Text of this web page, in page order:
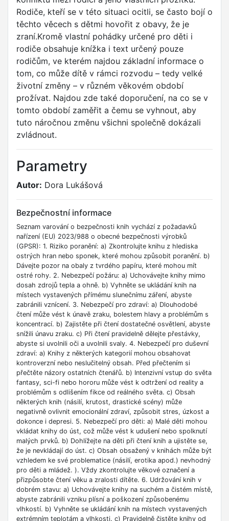
Rodiče, kteří se v této situaci ocitli, se často bojí o
těchto věcech s dětmi hovořit z obavy, že je
zraní.Kromě vlastní pohádky určené pro děti i
rodiče obsahuje knížka i text určený pouze
rodičům, ve kterém najdou základní informace o
tom, co může dítě v rámci rozvodu – tedy velké
životní změny – v různém věkovém období
prožívat. Najdou zde také doporučení, na co se v
tomto období zaměřit a čemu se vyhnout, aby
tuto náročnou změnu všichni společně dokázali
zvládnout.
Parametry
Autor: Dora Lukášová
Bezpečnostní informace
Seznam varování o bezpečnosti knih vychází z požadavků
nařízení (EU) 2023/988 o obecné bezpečnosti výrobků
(GPSR): 1. Riziko poranění: a) Zkontrolujte knihu z hlediska
ostrých hran nebo sponek, které mohou způsobit poranění. b)
Dávejte pozor na obaly z tvrdého papíru, které mohou mít
ostré rohy. 2. Nebezpečí požáru: a) Uchovávejte knihy mimo
dosah zdrojů tepla a ohně. b) Vyhněte se ukládání knih na
místech vystavených přímému slunečnímu záření, abyste
zabránili vznícení. 3. Nebezpečí pro zdraví: a) Dlouhodobé
čtení může vést k únavě zraku, bolestem hlavy a problémům s
koncentrací. b) Zajistěte při čtení dostatečné osvětlení, abyste
snížili únavu zraku. c) Při čtení pravidelně dělejte přestávky,
abyste si uvolnili oči a uvolnili svaly. 4. Nebezpečí pro duševní
zdraví: a) Knihy z některých kategorií mohou obsahovat
kontroverzní nebo neslučitelný obsah. Před přečtením si
přečtěte názory ostatních čtenářů. b) Intenzivní vstup do světa
fantasy, sci-fi nebo hororu může vést k odtržení od reality a
problémům s odlišením fikce od reálného světa. c) Obsah
některých knih (násilí, krutost, drastické scény) může
negativně ovlivnit emocionální zdraví, způsobit stres, úzkost a
dokonce i depresi. 5. Nebezpečí pro děti: a) Malé děti mohou
vkládat knihy do úst, což může vést k udušení nebo spolknutí
malých prvků. b) Dohlížejte na děti při čtení knih a ujistěte se,
že je nevkládají do úst. c) Obsah obsažený v knihách může být
vzhledem ke své problematice (násilí, erotika apod.) nevhodný
pro děti a mládež. ). Vždy zkontrolujte věkové označení a
přizpůsobte čtení věku a zralosti dítěte. 6. Udržování knih v
dobrém stavu: a) Uchovávejte knihy na suchém a čistém místě,
abyste zabránili vzniku plísní a poškození způsobenému
vlhkostí. b) Vyhněte se ukládání knih na místech vystavených
extrémním teplotám a vlhkosti. c) Pravidelně čistěte knihy od